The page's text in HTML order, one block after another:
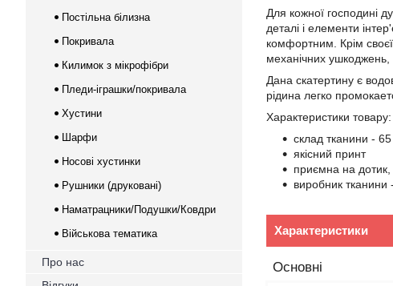
Для кожної господині
деталі і елементи
комфортним. Крім
механічних ушкоджень,
Дана скатертину є
рідина легко
Характеристики товару:
склад тканини -
якісний принт
приємна на дотик,
виробник тканини
Характеристики
Основні
Постільна білизна
Покривала
Килимок з мікрофібри
Пледи-іграшки/покривала
Хустини
Шарфи
Носові хустинки
Рушники (друковані)
Наматрацники/Подушки/Ковдри
Військова тематика
Про нас